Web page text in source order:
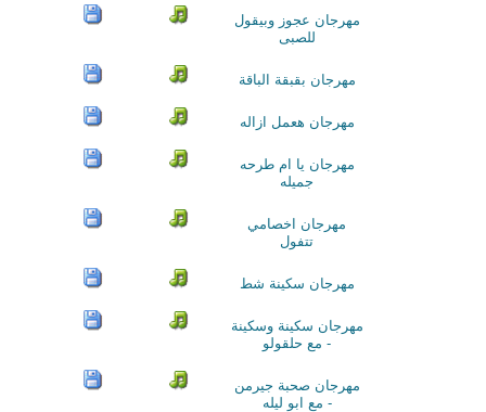
مهرجان عجوز وبيقول
للصبى
مهرجان بقبقة الباقة
مهرجان هعمل ازاله
مهرجان يا ام طرحه
جميله
مهرجان اخصامي
تتفول
مهرجان سكينة شط
مهرجان سكينة وسكينة
- مع حلقولو
مهرجان صحبة جيرمن
- مع ابو ليله